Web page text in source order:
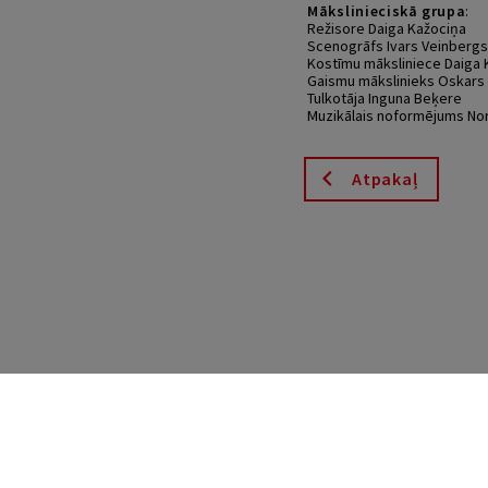
Mākslinieciskā grupa:
Režisore Daiga Kažociņa
Scenogrāfs Ivars Veinbergs
Kostīmu māksliniece Daiga
Gaismu mākslinieks Oskars
Tulkotāja Inguna Beķere
Muzikālais noformējums
Atpakaļ